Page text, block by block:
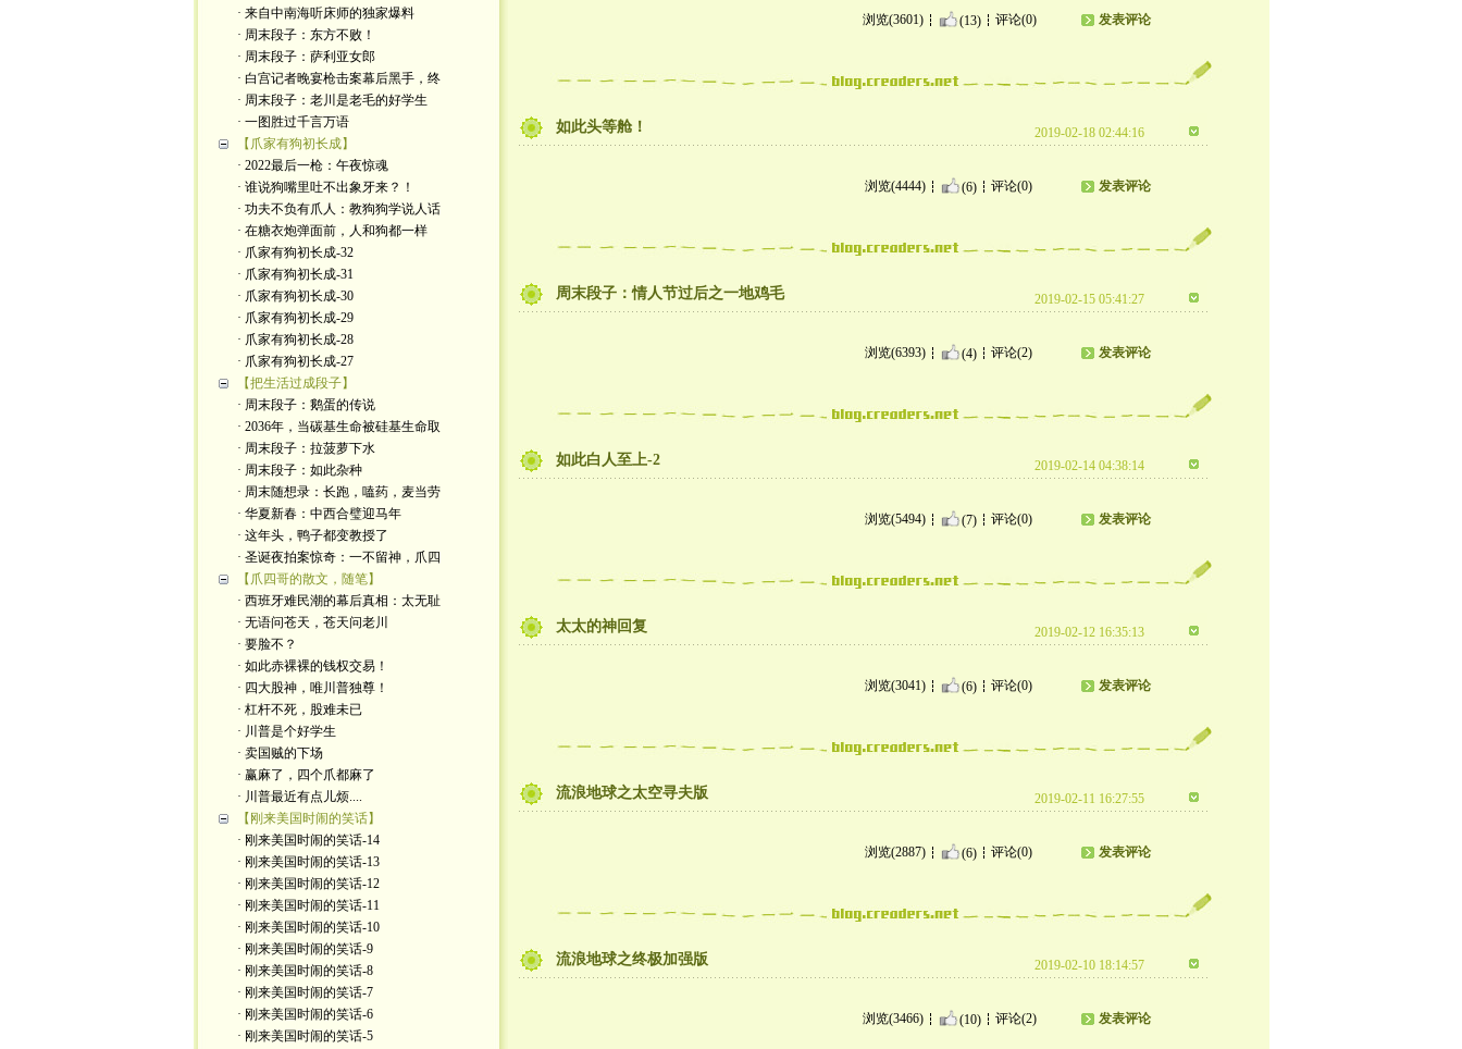
· 来自中南海听床师的独家爆料
· 周末段子：东方不败！
· 周末段子：萨利亚女郎
· 白宫记者晚宴枪击案幕后黑手，终
· 周末段子：老川是老毛的好学生
· 一图胜过千言万语
【爪家有狗初长成】
· 2022最后一枪：午夜惊魂
· 谁说狗嘴里吐不出象牙来？！
· 功夫不负有爪人：教狗狗学说人话
· 在糖衣炮弹面前，人和狗都一样
· 爪家有狗初长成-32
· 爪家有狗初长成-31
· 爪家有狗初长成-30
· 爪家有狗初长成-29
· 爪家有狗初长成-28
· 爪家有狗初长成-27
【把生活过成段子】
· 周末段子：鹅蛋的传说
· 2036年，当碳基生命被硅基生命取
· 周末段子：拉菠萝下水
· 周末段子：如此杂种
· 周末随想录：长跑，嗑药，麦当劳
· 华夏新春：中西合璧迎马年
· 这年头，鸭子都变教授了
· 圣诞夜拍案惊奇：一不留神，爪四
【爪四哥的散文，随笔】
· 西班牙难民潮的幕后真相：太无耻
· 无语问苍天，苍天问老川
· 要脸不？
· 如此赤裸裸的钱权交易！
· 四大股神，唯川普独尊！
· 杠杆不死，股难未已
· 川普是个好学生
· 卖国贼的下场
· 赢麻了，四个爪都麻了
· 川普最近有点儿烦....
【刚来美国时闹的笑话】
· 刚来美国时闹的笑话-14
· 刚来美国时闹的笑话-13
· 刚来美国时闹的笑话-12
· 刚来美国时闹的笑话-11
· 刚来美国时闹的笑话-10
· 刚来美国时闹的笑话-9
· 刚来美国时闹的笑话-8
· 刚来美国时闹的笑话-7
· 刚来美国时闹的笑话-6
· 刚来美国时闹的笑话-5
浏览(3601) (13) 评论(0) 发表评论
如此头等舱！ 2019-02-18 02:44:16
浏览(4444) (6) 评论(0) 发表评论
周末段子：情人节过后之一地鸡毛 2019-02-15 05:41:27
浏览(6393) (4) 评论(2) 发表评论
如此白人至上-2 2019-02-14 04:38:14
浏览(5494) (7) 评论(0) 发表评论
太太的神回复 2019-02-12 16:35:13
浏览(3041) (6) 评论(0) 发表评论
流浪地球之太空寻夫版 2019-02-11 16:27:55
浏览(2887) (6) 评论(0) 发表评论
流浪地球之终极加强版 2019-02-10 18:14:57
浏览(3466) (10) 评论(2) 发表评论